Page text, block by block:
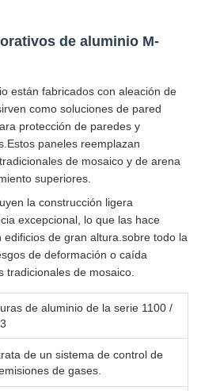
de aluminio M-
están fabricados con aleación de
como soluciones de pared
protección de paredes y
paneles reemplazan
de mosaico y de arena
superiores.
la construcción ligera
excepcional, lo que las hace
de gran altura.sobre todo la
de deformación o caída
tradicionales de mosaico.
de aluminio de la serie 1100 /
de un sistema de control de
de gases.